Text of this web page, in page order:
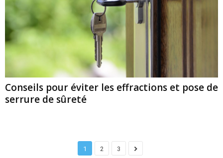
Conseils pour éviter les effractions et pose de
serrure de sûreté
1 2 3